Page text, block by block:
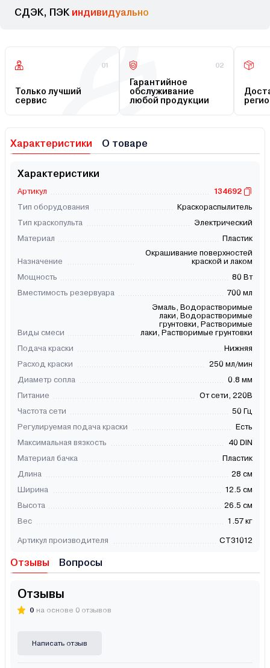
СДЭК, ПЭК индивидуально
01
Только лучший
сервис
02
Гарантийное
обслуживание
любой продукции
Характеристики О товаре
Характеристики
Артикул
134692
Тип оборудования
Краскораспылитель
Тип краскопульта
Электрический
Материал
Пластик
Назначение
Окрашивание поверхностей
краской и лаком
Мощность
80 Вт
Вместимость резервуара
700 мл
Виды смеси
Эмаль, Водорастворимые
лаки, Водорастворимые
грунтовки, Растворимые
лаки, Растворимые грунтовки
Подача краски
Нижняя
Расход краски
250 мл/мин
Диаметр сопла
0.8 мм
Питание
От сети, 220В
Частота сети
50 Гц
Регулируемая подача краски
Есть
Максимальная вязкость
40 DIN
Материал бачка
Пластик
Длина
28 см
Ширина
12.5 см
Высота
26.5 см
Вес
1.57 кг
Артикул производителя CT31012
Отзывы Вопросы
Отзывы
0 на основе 0 отзывов
Написать отзыв